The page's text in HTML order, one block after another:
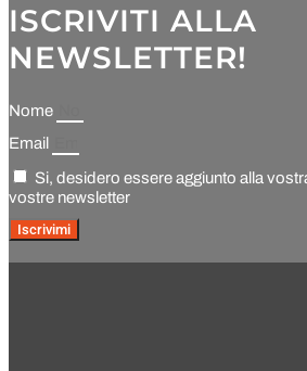
ISCRIVITI ALLA
NEWSLETTER!
Nome
Email
Si, desidero essere aggiunto alla
vostre newsletter
Iscrivimi